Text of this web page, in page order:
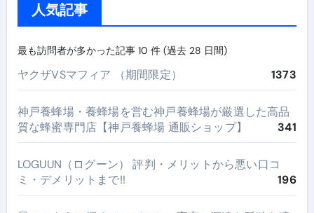
人気記事
最も訪問者が多かった記事 10 件 (過去 28 日間)
ヤクザVSマフィア （期間限定） 1373
神戸養蜂場・養蜂場を営む神戸養蜂場が厳選した高品
質な蜂蜜専門店【神戸養蜂場 通販ショップ】
341
LOGUUN（ログーン） 評判・メリットから悪い口コ
ミ・デメリットまで!!
196